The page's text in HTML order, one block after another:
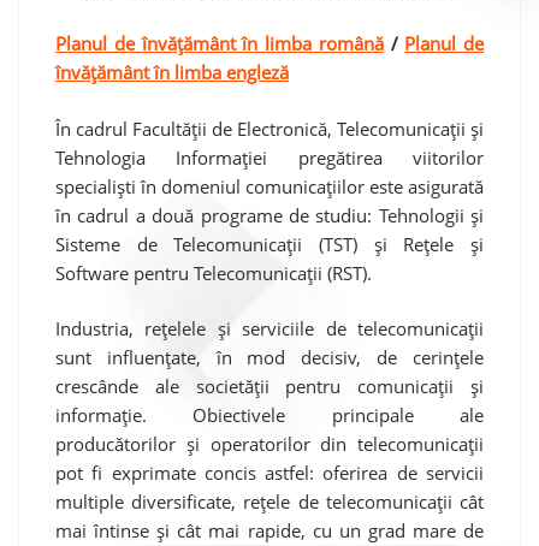
Planul de învățământ în limba română/ Planul de
învățământ în limba engleză
În cadrul Facultății de Electronică, Telecomunicații și
Tehnologia Informației pregătirea viitorilor
specialiști în domeniul comunicațiilor este asigurată
în cadrul a două programe de studiu: Tehnologii și
Sisteme de Telecomunicații (TST) și Rețele și
Software pentru Telecomunicații (RST).
Industria, rețelele și serviciile de telecomunicații
sunt influențate, în mod decisiv, de cerințele
crescânde ale societății pentru comunicații și
informație. Obiectivele principale ale
producătorilor și operatorilor din telecomunicații
pot fi exprimate concis astfel: oferirea de servicii
multiple diversificate, rețele de telecomunicații cât
mai întinse și cât mai rapide, cu un grad mare de